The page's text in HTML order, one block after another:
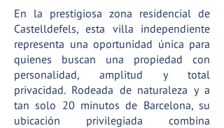
En la prestigiosa zona residencial de
Castelldefels, esta villa independiente
representa una oportunidad única para
quienes buscan una propiedad con
personalidad, amplitud y total
privacidad. Rodeada de naturaleza y a
tan solo 20 minutos de Barcelona, su
ubicación privilegiada combina